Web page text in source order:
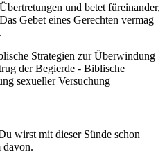
und betet füreinander,
Gebet eines Gerechten vermag
Strategien zur Überwindung
der Begierde - Biblische
sexueller Versuchung
wirst mit dieser Sünde schon
davon.